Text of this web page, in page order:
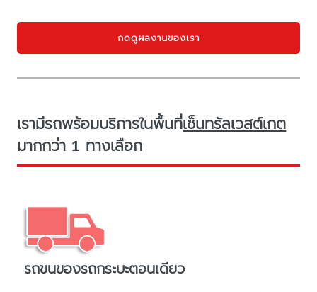
กดดูผลงานของเรา
เรามีรถพร้อมบริการในพื้นที่เซ็นทรัลเวสต์เกต
มากกว่า 1 ทางเลือก
รถขนของรถกระบะตอนเดียว